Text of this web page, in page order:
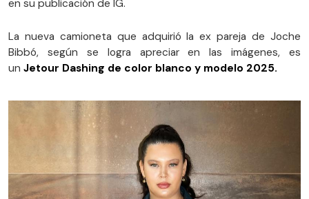
en su publicación de IG.
La nueva camioneta que adquirió la ex pareja de Joche
Bibbó, según se logra apreciar en las imágenes, es
un Jetour Dashing de color blanco y modelo 2025.